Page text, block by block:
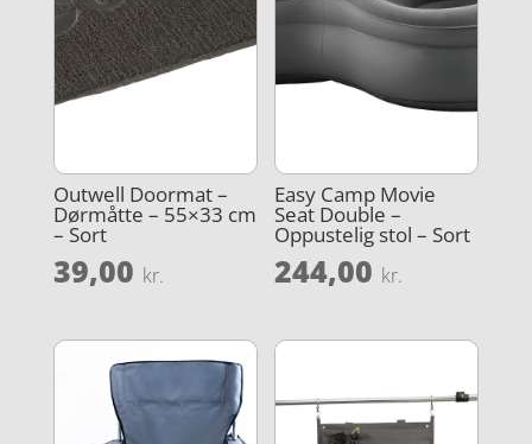
Outwell Doormat –
Dørmåtte – 55×33 cm
– Sort
39,00 kr.
Easy Camp Movie
Seat Double –
Oppustelig stol – Sort
244,00 kr.